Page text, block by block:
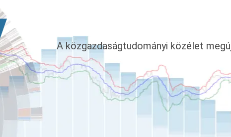
A közgazdaságtudományi közélet